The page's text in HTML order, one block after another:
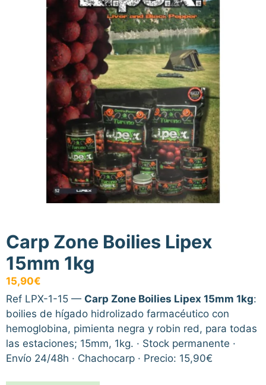
Carp Zone Boilies Lipex
15mm 1kg
15,90€
Ref LPX-1-15 — Carp Zone Boilies Lipex 15mm 1kg:
boilies de hígado hidrolizado farmacéutico con
hemoglobina, pimienta negra y robin red, para todas
las estaciones; 15mm, 1kg. · Stock permanente ·
Envío 24/48h · Chachocarp · Precio: 15,90€